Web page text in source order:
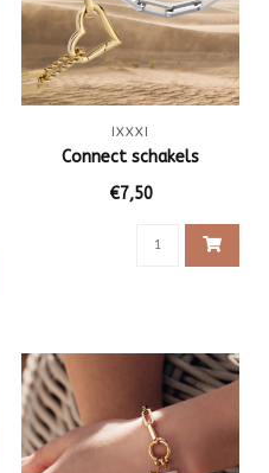
IXXXI
Connect schakels
€7,50